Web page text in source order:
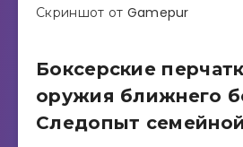
Скриншот от Gamepur
Боксерские
оружия ближнего
Следопыт